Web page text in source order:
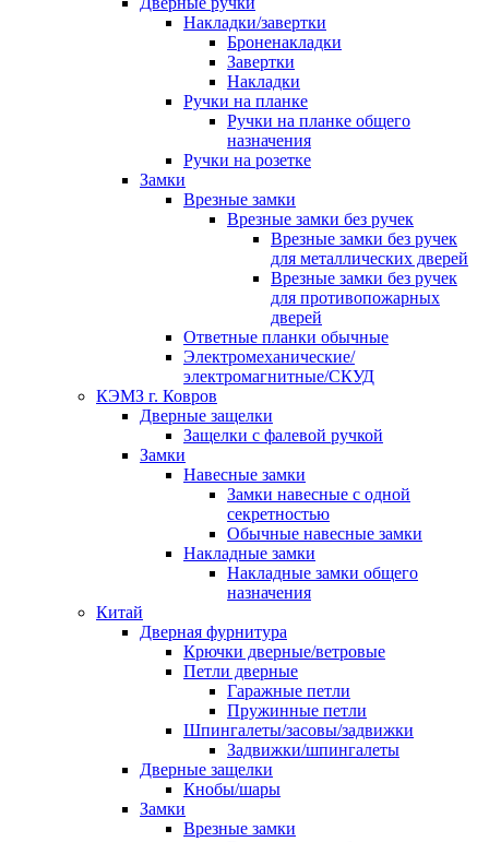
Накладки/завертки
Броненакладки
Завертки
Накладки
Ручки на планке
Ручки на планке общего
назначения
Ручки на розетке
Замки
Врезные замки
Врезные замки без ручек
Врезные замки без ручек
для металлических дверей
Врезные замки без ручек
для противопожарных
дверей
Ответные планки обычные
Электромеханические/
электромагнитные/СКУД
КЭМЗ г. Ковров
Дверные защелки
Защелки с фалевой ручкой
Замки
Навесные замки
Замки навесные с одной
секретностью
Обычные навесные замки
Накладные замки
Накладные замки общего
назначения
Китай
Дверная фурнитура
Крючки дверные/ветровые
Петли дверные
Гаражные петли
Пружинные петли
Шпингалеты/засовы/задвижки
Задвижки/шпингалеты
Дверные защелки
Кнобы/шары
Замки
Врезные замки